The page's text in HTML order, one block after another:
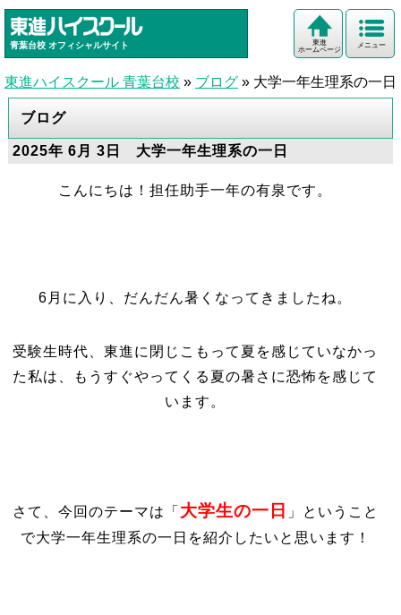
青葉台校 オフィシャルサイト メニュー
東進
ホームページ
東進ハイスクール 青葉台校 » ブログ » 大学一年生理系の一日
ブログ
2025年 6月 3日 大学一年生理系の一日
こんにちは！担任助手一年の有泉です。
6月に入り、だんだん暑くなってきましたね。
受験生時代、東進に閉じこもって夏を感じていなかっ
た私は、もうすぐやってくる夏の暑さに恐怖を感じて
います。
さて、今回のテーマは「 大学生の一日 」ということ
で大学一年生理系の一日を紹介したいと思います！